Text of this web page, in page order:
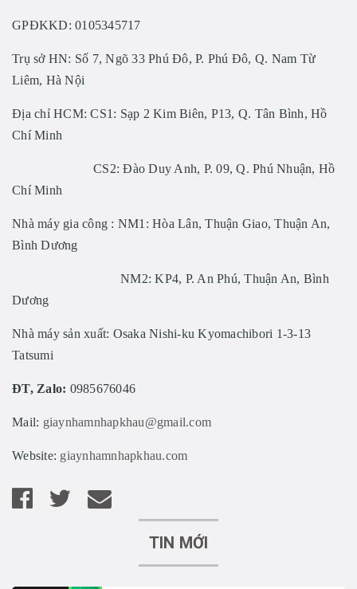
GPĐKKD: 0105345717
Trụ sở HN: Số 7, Ngõ 33 Phú Đô, P. Phú Đô, Q. Nam Từ
Liêm, Hà Nội
Địa chỉ HCM: CS1: Sạp 2 Kim Biên, P13, Q. Tân Bình, Hồ
Chí Minh
CS2: Đào Duy Anh, P. 09, Q. Phú Nhuận, Hồ
Chí Minh
Nhà máy gia công : NM1: Hòa Lân, Thuận Giao, Thuận An,
Bình Dương
NM2: KP4, P. An Phú, Thuận An, Bình
Dương
Nhà máy sản xuất: Osaka Nishi-ku Kyomachibori 1-3-13
Tatsumi
ĐT, Zalo: 0985676046
Mail: giaynhamnhapkhau@gmail.com
Website: giaynhamnhapkhau.com
TIN MỚI